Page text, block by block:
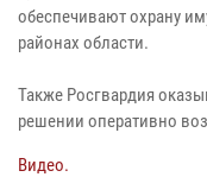
обеспечивают охрану
районах области.
Также Росгвардия
решении оперативно
Видео.